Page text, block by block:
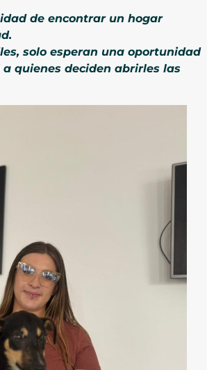
de encontrar un hogar
solo esperan una oportunidad
quienes deciden abrirles las